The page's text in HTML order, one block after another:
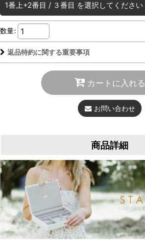
1番上+2番目 / ３番目 を選択してください
数量:
返品特約に関する重要事項
カートに入れる
お問い合わせ
商品詳細